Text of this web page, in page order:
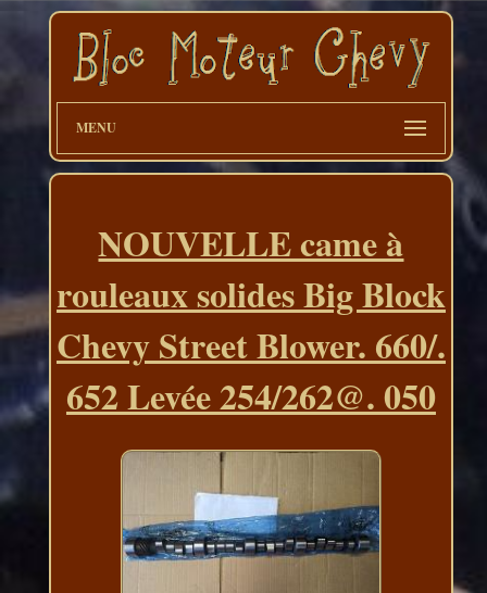
MENU
NOUVELLE came à
rouleaux solides Big Block
Chevy Street Blower. 660/.
652 Levée 254/262@. 050